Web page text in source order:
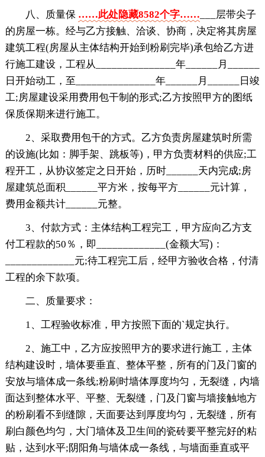
八、质量保 ……此处隐藏8582个字…… ___层带尖子
的房屋一栋。经与乙方接触、洽谈、协商，决定将其房屋
建筑工程(房屋从主体结构开始到粉刷完毕)承包给乙方进
行施工建设，工程从_______________年______月______
日开始动工，至_______________年______月______日竣
工;房屋建设采用费用包干制的形式;乙方按照甲方的图纸
保质保期来进行施工。
2、采取费用包干的方式。乙方负责房屋建筑时所需
的设施(比如：脚手架、跳板等)，甲方负责材料的供应;工
程开工，从协议签定之日开始，历时______天内完成;房
屋建筑总面积______平方米，按每平方______元计算，
费用金额共计______元整。
3、付款方式：主体结构工程完工，甲方应向乙方支
付工程款的50％，即_____________(金额大写)：
_____________元;待工程完工后，经甲方验收合格，付清
工程的余下款项。
二、质量要求：
1、工程验收标准，甲方按照下面的`规定执行。
2、施工中，乙方应按照甲方的要求进行施工，主体
结构建设时，墙体要垂直、整体平整，所有的门及门窗的
安放与墙体成一条线;粉刷时墙体厚度均匀，无裂缝，内墙
面达到整体水平、平整、无裂缝，门及门窗与墙接触地方
的粉刷看不到缝隙，天面要达到厚度均匀，无裂缝，所有
刷白颜色均匀，大门墙体及卫生间的瓷砖要平整完好的粘
贴，达到水平;阴阳角与墙体成一条线，与墙面垂直或平